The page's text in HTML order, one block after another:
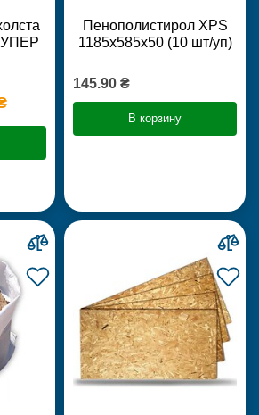
Пенополистирол XPS
1185х585х50 (10 шт/уп)
145.90 ₴
В корзину